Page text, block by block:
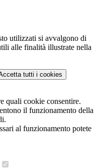
utilizzati si avvalgono di
alle finalità illustrate nella
tutti i cookies
quali cookie consentire.
il funzionamento della
al funzionamento potete